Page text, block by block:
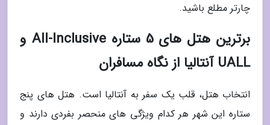
چارتر مطلع باشید.
برترین هتل های 5 ستاره All-Inclusive و
UALL آنتالیا از نگاه مسافران
انتخاب هتل، قلب یک سفر به آنتالیا است. هتل های پنج
ستاره این شهر هر کدام ویژگی های منحصر بفردی دارند و